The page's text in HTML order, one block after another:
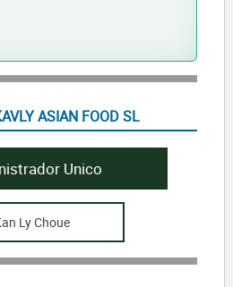
ASIAN FOOD SL
Unico
Ly Choue